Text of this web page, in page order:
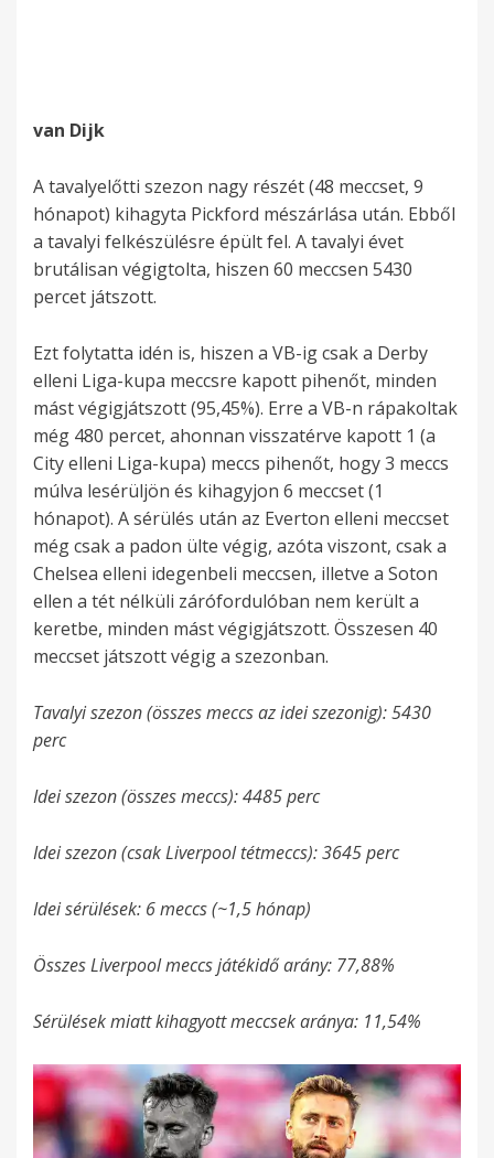
van Dijk
A tavalyelőtti szezon nagy részét (48 meccset, 9
hónapot) kihagyta Pickford mészárlása után. Ebből
a tavalyi felkészülésre épült fel. A tavalyi évet
brutálisan végigtolta, hiszen 60 meccsen 5430
percet játszott.
Ezt folytatta idén is, hiszen a VB-ig csak a Derby
elleni Liga-kupa meccsre kapott pihenőt, minden
mást végigjátszott (95,45%). Erre a VB-n rápakoltak
még 480 percet, ahonnan visszatérve kapott 1 (a
City elleni Liga-kupa) meccs pihenőt, hogy 3 meccs
múlva lesérüljön és kihagyjon 6 meccset (1
hónapot). A sérülés után az Everton elleni meccset
még csak a padon ülte végig, azóta viszont, csak a
Chelsea elleni idegenbeli meccsen, illetve a Soton
ellen a tét nélküli zárófordulóban nem került a
keretbe, minden mást végigjátszott. Összesen 40
meccset játszott végig a szezonban.
Tavalyi szezon (összes meccs az idei szezonig): 5430
perc
Idei szezon (összes meccs): 4485 perc
Idei szezon (csak Liverpool tétmeccs): 3645 perc
Idei sérülések: 6 meccs (~1,5 hónap)
Összes Liverpool meccs játékidő arány: 77,88%
Sérülések miatt kihagyott meccsek aránya: 11,54%